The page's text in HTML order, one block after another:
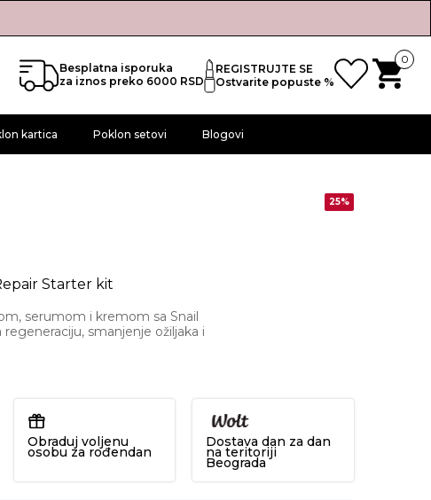
Besplatna isporuka
za iznos preko 6000 RSD
REGISTRUJTE SE
Ostvarite popuste %
0
kartica Poklon setovi Blogovi
25%
Starter kit
serumom i kremom sa Snail
smanjenje ožiljaka i
Obraduj voljenu
osobu za rođendan
Dostava dan za dan
na teritoriji
Beograda